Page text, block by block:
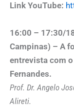
Link YouTube:
16:00 – 17:30/
Campinas) – A
entrevista com
Fernandes.
Prof. Dr. Angelo
Alireti.